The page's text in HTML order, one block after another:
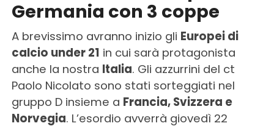
Germania con 3 coppe
A brevissimo avranno inizio gli Europei di
calcio under 21 in cui sarà protagonista
anche la nostra Italia. Gli azzurrini del ct
Paolo Nicolato sono stati sorteggiati nel
gruppo D insieme a Francia, Svizzera e
Norvegia. L’esordio avverrà giovedì 22